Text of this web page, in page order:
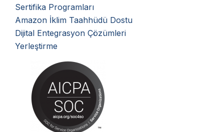
Sertifika Programları
Amazon İklim Taahhüdü Dostu
Dijital Entegrasyon Çözümleri
Yerleştirme